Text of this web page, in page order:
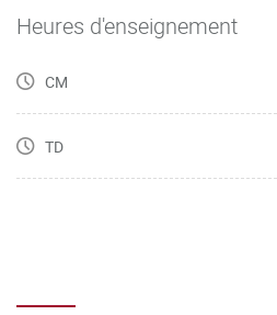
Heures d'enseignement
CM
TD